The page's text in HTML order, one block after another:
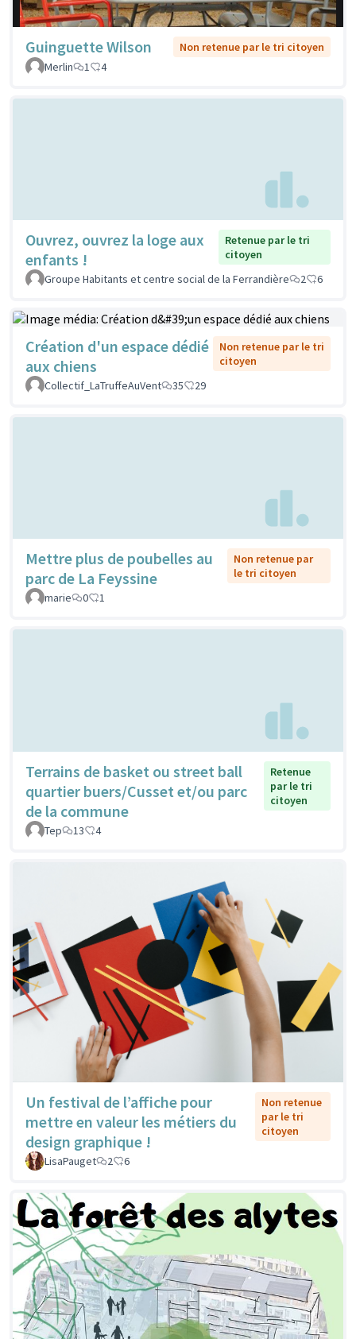
Guinguette Wilson
Non retenue par le tri citoyen
Merlin
1 4
Ouvrez, ouvrez la loge aux
enfants !
Retenue par le tri
citoyen
Groupe Habitants et centre social de la Ferrandière
2 6
Création d'un espace dédié
aux chiens
Non retenue par le tri
citoyen
Collectif_LaTruffeAuVent
35 29
Mettre plus de poubelles au
parc de La Feyssine
Non retenue par
le tri citoyen
marie
0 1
Terrains de basket ou street ball
quartier buers/Cusset et/ou parc
de la commune
Retenue
par le tri
citoyen
Tep 13 4
Un festival de l’affiche pour
mettre en valeur les métiers du
design graphique !
Non retenue
par le tri
citoyen
LisaPauget 2 6